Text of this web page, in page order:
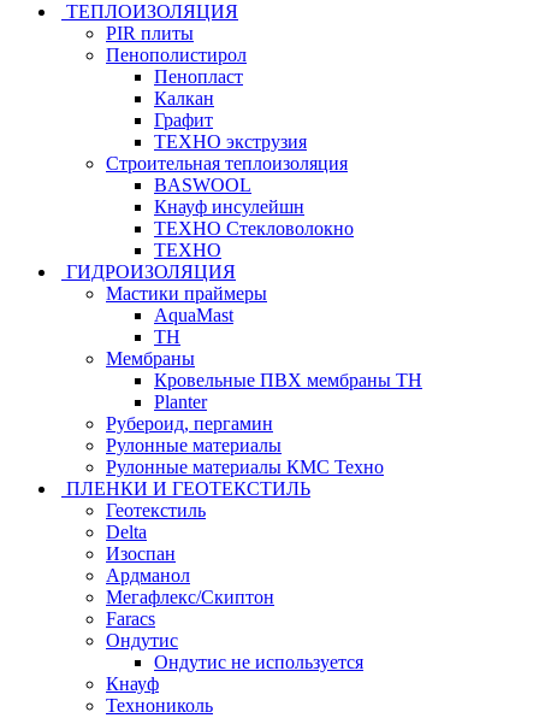
ТЕПЛОИЗОЛЯЦИЯ
PIR плиты
Пенополистирол
Пенопласт
Калкан
Графит
ТЕХНО экструзия
Строительная теплоизоляция
BASWOOL
Кнауф инсулейшн
ТЕХНО Стекловолокно
ТЕХНО
ГИДРОИЗОЛЯЦИЯ
Мастики праймеры
AquaMast
ТН
Мембраны
Кровельные ПВХ мембраны ТН
Planter
Рубероид, пергамин
Рулонные материалы
Рулонные материалы КМС Техно
ПЛЕНКИ И ГЕОТЕКСТИЛЬ
Геотекстиль
Delta
Изоспан
Ардманол
Мегафлекс/Скиптон
Faracs
Ондутис
Ондутис не используется
Кнауф
Технониколь